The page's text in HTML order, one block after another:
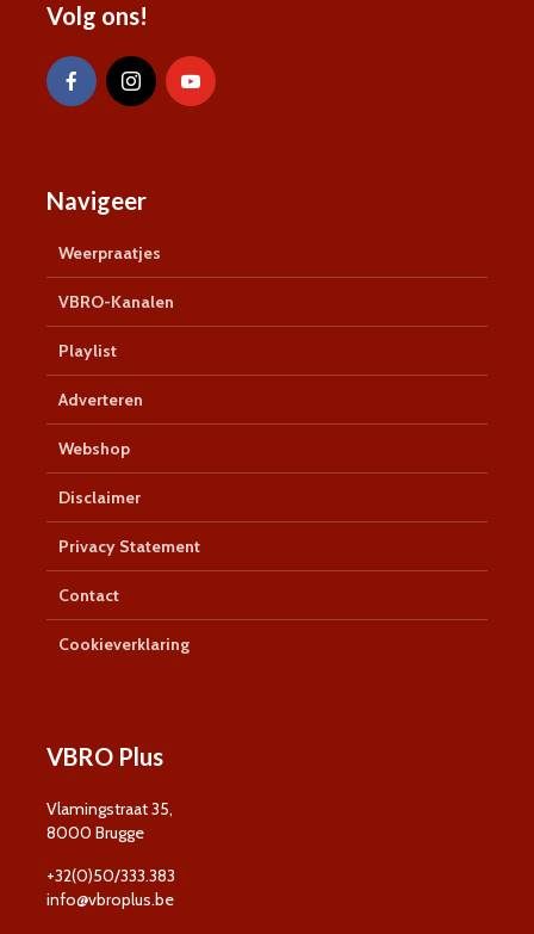
Volg ons!
Navigeer
Weerpraatjes
VBRO-Kanalen
Playlist
Adverteren
Webshop
Disclaimer
Privacy Statement
Contact
Cookieverklaring
VBRO Plus
Vlamingstraat 35,
8000 Brugge
+32(0)50/333.383
info@vbroplus.be